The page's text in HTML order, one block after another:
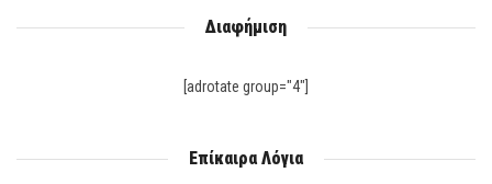
Διαφήμιση
[adrotate group="4"]
Επίκαιρα Λόγια